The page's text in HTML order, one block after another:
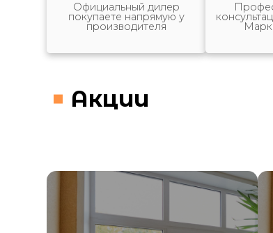
Официальный дилер
покупаете напрямую у
производителя
Акции